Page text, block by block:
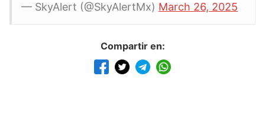
— SkyAlert (@SkyAlertMx) March 26, 2025
Compartir en: